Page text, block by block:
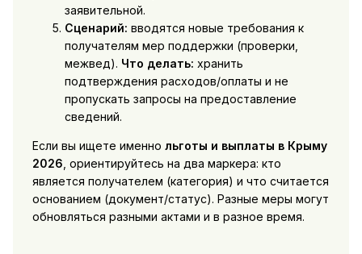
заявительной.
Сценарий: вводятся новые требования к
получателям мер поддержки (проверки,
межвед). Что делать: хранить
подтверждения расходов/оплаты и не
пропускать запросы на предоставление
сведений.
Если вы ищете именно льготы и выплаты в Крыму
2026 , ориентируйтесь на два маркера: кто
является получателем (категория) и что считается
основанием (документ/статус). Разные меры могут
обновляться разными актами и в разное время.